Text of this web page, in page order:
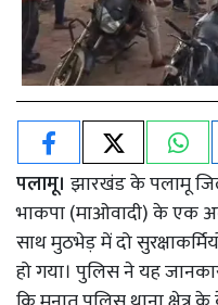
पलामू। झारखंड के पलामू
भाकपा (माओवादी) के एक
साथ मुठभेड़ में दो
हो गया। पुलिस ने यह